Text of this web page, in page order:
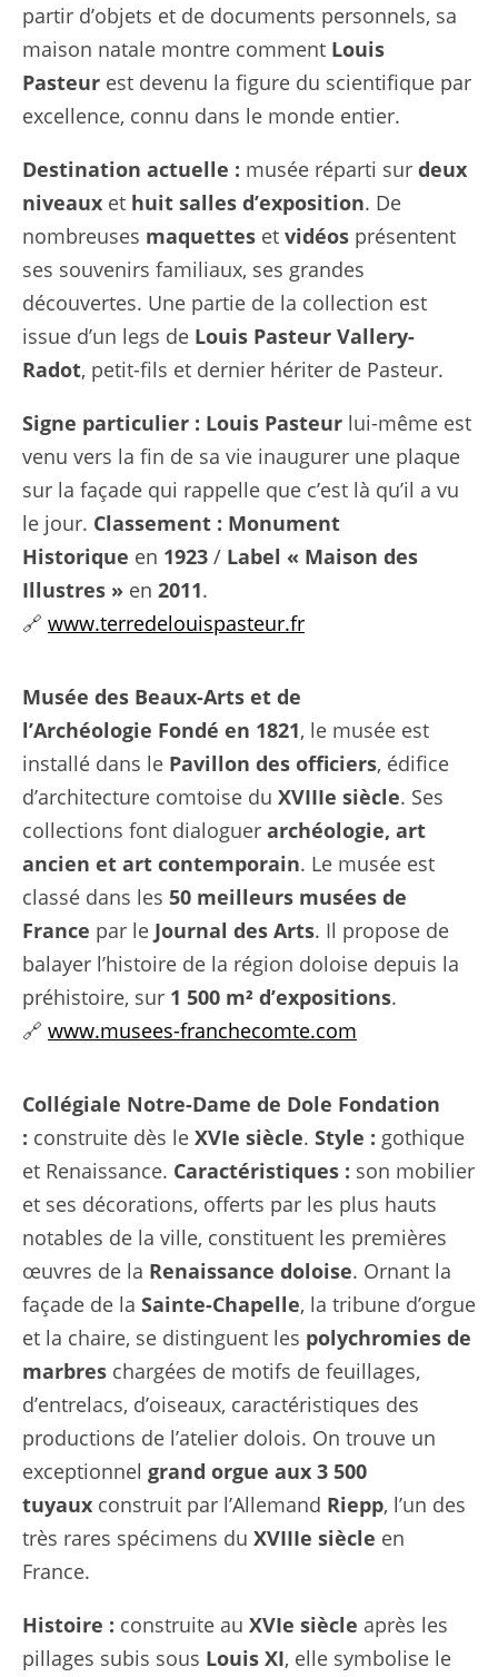
partir d’objets et de documents personnels, sa
maison natale montre comment Louis
Pasteur est devenu la figure du scientifique par
excellence, connu dans le monde entier.
Destination actuelle : musée réparti sur deux
niveaux et huit salles d’exposition. De
nombreuses maquettes et vidéos présentent
ses souvenirs familiaux, ses grandes
découvertes. Une partie de la collection est
issue d’un legs de Louis Pasteur Vallery-
Radot, petit-fils et dernier hériter de Pasteur.
Signe particulier : Louis Pasteur lui-même est
venu vers la fin de sa vie inaugurer une plaque
sur la façade qui rappelle que c’est là qu’il a vu
le jour. Classement : Monument
Historique en 1923 / Label « Maison des
Illustres » en 2011.
🔗 www.terredelouispasteur.fr
Musée des Beaux-Arts et de
l’Archéologie Fondé en 1821, le musée est
installé dans le Pavillon des officiers, édifice
d’architecture comtoise du XVIIIe siècle. Ses
collections font dialoguer archéologie, art
ancien et art contemporain. Le musée est
classé dans les 50 meilleurs musées de
France par le Journal des Arts. Il propose de
balayer l’histoire de la région doloise depuis la
préhistoire, sur 1 500 m² d’expositions.
🔗 www.musees-franchecomte.com
Collégiale Notre-Dame de Dole Fondation
: construite dès le XVIe siècle. Style : gothique
et Renaissance. Caractéristiques : son mobilier
et ses décorations, offerts par les plus hauts
notables de la ville, constituent les premières
œuvres de la Renaissance doloise. Ornant la
façade de la Sainte-Chapelle, la tribune d’orgue
et la chaire, se distinguent les polychromies de
marbres chargées de motifs de feuillages,
d’entrelacs, d’oiseaux, caractéristiques des
productions de l’atelier dolois. On trouve un
exceptionnel grand orgue aux 3 500
tuyaux construit par l’Allemand Riepp, l’un des
très rares spécimens du XVIIIe siècle en
France.
Histoire : construite au XVIe siècle après les
pillages subis sous Louis XI, elle symbolise le